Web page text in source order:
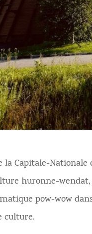
la Capitale-
huronne-
pow-wow
culture.